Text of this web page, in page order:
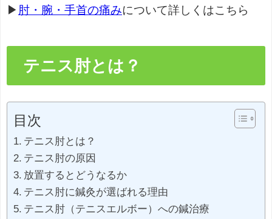
▶ 肘・腕・手首の痛みについて詳しくはこちら
テニス肘とは？
目次
テニス肘とは？
テニス肘の原因
放置するとどうなるか
テニス肘に鍼灸が選ばれる理由
テニス肘（テニスエルボー）への鍼治療